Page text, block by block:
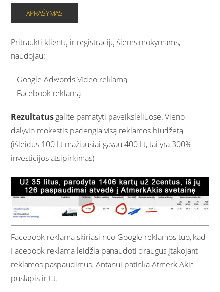
programa
APRAŠYMAS
Pritraukti klientų ir registracijų šiems mokymams,
naudojau:
– Google Adwords Video reklamą
– Facebook reklamą
Rezultatus galite pamatyti paveikslėliuose. Vieno
dalyvio mokestis padengia visą reklamos biudžetą
(išleidus 100 Lt mažiausiai gavau 400 Lt, tai yra 300%
investicijos atsipirkimas)
Facebook reklama skiriasi nuo Google reklamos tuo, kad
Facebook reklama leidžia panaudoti draugus įtakojant
reklamos paspaudimus. Antanui patinka Atmerk Akis
puslapis ir t.t.